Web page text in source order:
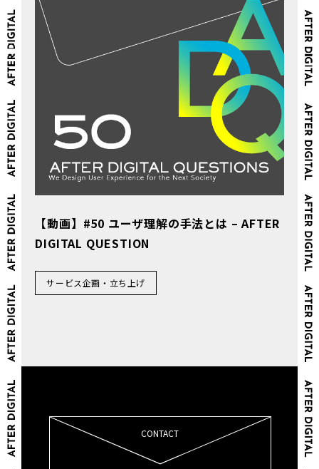
【動画】#50 ユーザ理解の手法とは – AFTER
DIGITAL QUESTION
サービス企画・立ち上げ
CONTACT